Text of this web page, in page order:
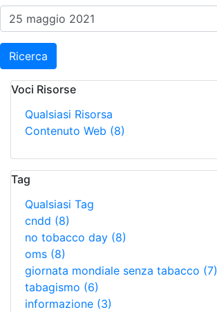
Ricerca
Voci Risorse
Qualsiasi Risorsa
Contenuto Web (8)
Tag
Qualsiasi Tag
cndd (8)
no tobacco day (8)
oms (8)
giornata mondiale senza tabacco (7)
tabagismo (6)
informazione (3)